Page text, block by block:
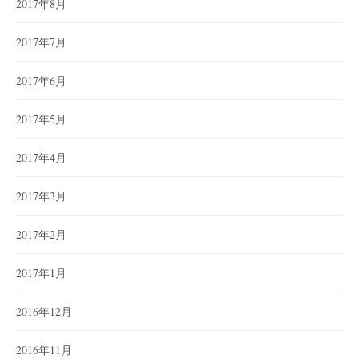
2017年8月
2017年7月
2017年6月
2017年5月
2017年4月
2017年3月
2017年2月
2017年1月
2016年12月
2016年11月